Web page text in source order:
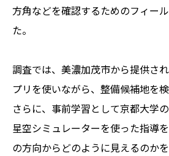
方角などを確認するためのフィー
た。
調査では、美濃加茂市から提供さ
プリを使いながら、整備候補地を検
さらに、事前学習として京都大学
星空シミュレーターを使った指導
の方向からどのように見えるのかを